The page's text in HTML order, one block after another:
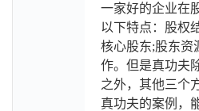
一家好的企业在
以下特点：股权
核心股东;股东资
作。但是真功夫
之外，其他三个
真功夫的案例，